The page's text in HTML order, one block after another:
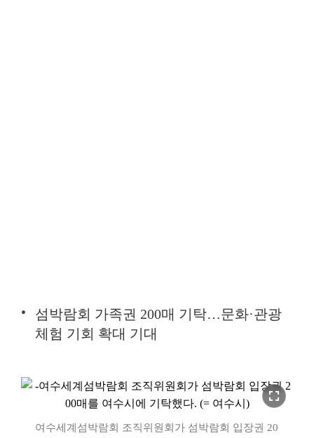
섬박람회 가족권 200매 기탁…문화·관광
체험 기회 확대 기대
fullscreen
여수세계섬박람회 조직위원회가 섬박람회 입장권 20